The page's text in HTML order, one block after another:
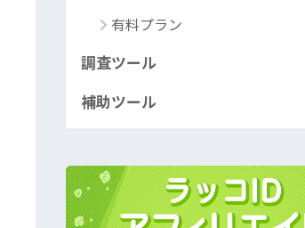
有料プラン
調査ツール
補助ツール